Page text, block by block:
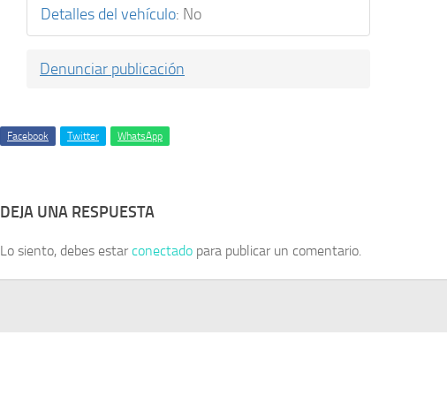
Detalles del vehículo: No
Denunciar publicación
Facebook Twitter WhatsApp
DEJA UNA RESPUESTA
Lo siento, debes estarconectado para publicar un comentario.